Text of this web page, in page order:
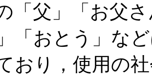
「父」「お父
「おとう」な
おり，使用の